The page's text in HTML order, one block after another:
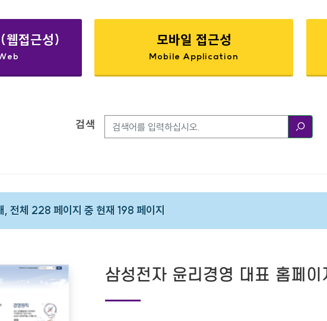
웹접근성) 모바일 접근성
Mobile Application
검색
전체 228 페이지 중 현재 198 페이지
삼성전자 윤리경영 대표 홈페이